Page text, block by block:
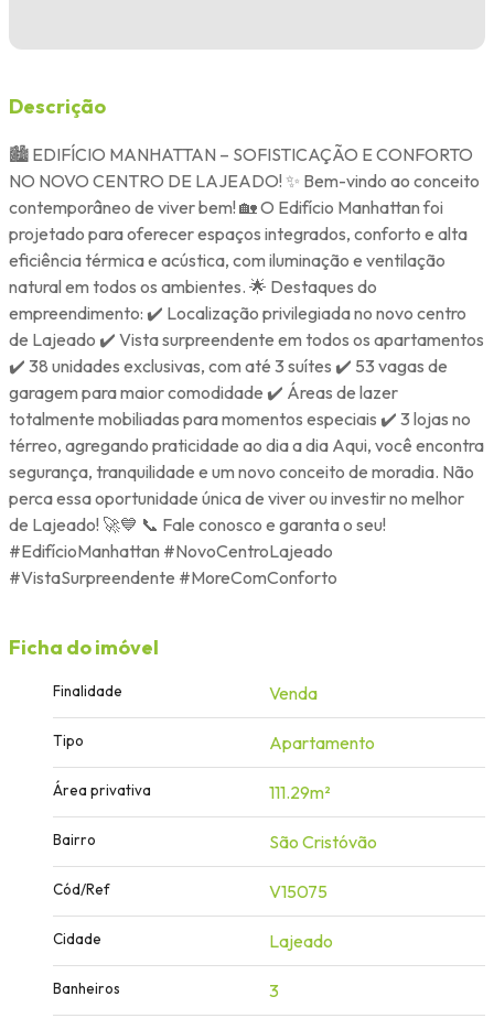
Descrição
🏙️ EDIFÍCIO MANHATTAN – SOFISTICAÇÃO E CONFORTO
NO NOVO CENTRO DE LAJEADO! ✨ Bem-vindo ao conceito
contemporâneo de viver bem! 🏡 O Edifício Manhattan foi
projetado para oferecer espaços integrados, conforto e alta
eficiência térmica e acústica, com iluminação e ventilação
natural em todos os ambientes. 🌟 Destaques do
empreendimento: ✔️ Localização privilegiada no novo centro
de Lajeado ✔️ Vista surpreendente em todos os apartamentos
✔️ 38 unidades exclusivas, com até 3 suítes ✔️ 53 vagas de
garagem para maior comodidade ✔️ Áreas de lazer
totalmente mobiliadas para momentos especiais ✔️ 3 lojas no
térreo, agregando praticidade ao dia a dia Aqui, você encontra
segurança, tranquilidade e um novo conceito de moradia. Não
perca essa oportunidade única de viver ou investir no melhor
de Lajeado! 🚀💙 📞 Fale conosco e garanta o seu!
#EdifícioManhattan #NovoCentroLajeado
#VistaSurpreendente #MoreComConforto
Ficha do imóvel
Finalidade Venda
Tipo Apartamento
Área privativa 111.29m²
Bairro São Cristóvão
Cód/Ref V15075
Cidade Lajeado
Banheiros 3